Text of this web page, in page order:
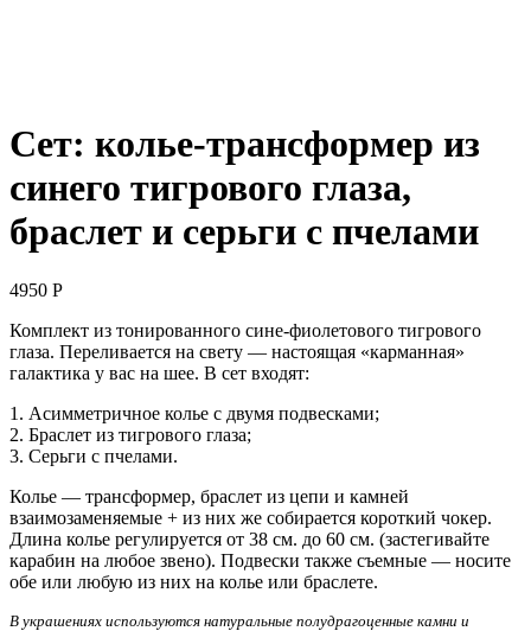
Сет: колье-трансформер из
синего тигрового глаза,
браслет и серьги с пчелами
4950 Р
Комплект из тонированного сине-фиолетового тигрового
глаза. Переливается на свету — настоящая «карманная»
галактика у вас на шее. В сет входят:
1. Асимметричное колье с двумя подвесками;
2. Браслет из тигрового глаза;
3. Серьги с пчелами.
Колье — трансформер, браслет из цепи и камней
взаимозаменяемые + из них же собирается короткий чокер.
Длина колье регулируется от 38 см. до 60 см. (застегивайте
карабин на любое звено). Подвески также съемные — носите
обе или любую из них на колье или браслете.
В украшениях используются натуральные полудрагоценные камни и